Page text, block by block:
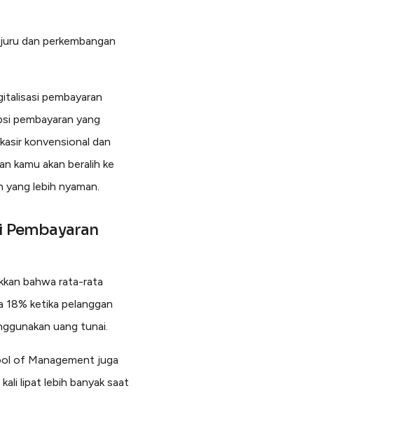
dan perkembangan
pembayaran
pembayaran yang
konvensional dan
kamu akan beralih ke
yang lebih nyaman.
Pembayaran
bahwa rata-rata
18% ketika pelanggan
uang tunai.
of Management juga
lipat lebih banyak saat